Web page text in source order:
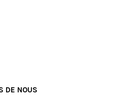
DE NOUS